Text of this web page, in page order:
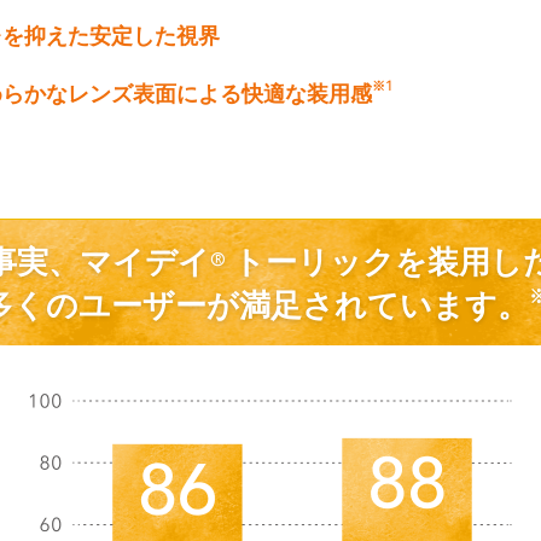
抑えた安定した視界
かなレンズ表面による快適な装用感※1
実、マイデイ® トーリックを装用し
くのユーザーが満足されています。